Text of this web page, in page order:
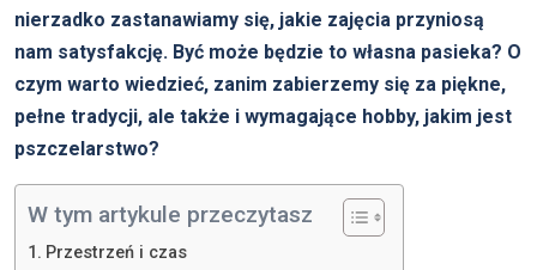
nierzadko zastanawiamy się, jakie zajęcia przyniosą
nam satysfakcję. Być może będzie to własna pasieka? O
czym warto wiedzieć, zanim zabierzemy się za piękne,
pełne tradycji, ale także i wymagające hobby, jakim jest
pszczelarstwo?
W tym artykule przeczytasz
Przestrzeń i czas